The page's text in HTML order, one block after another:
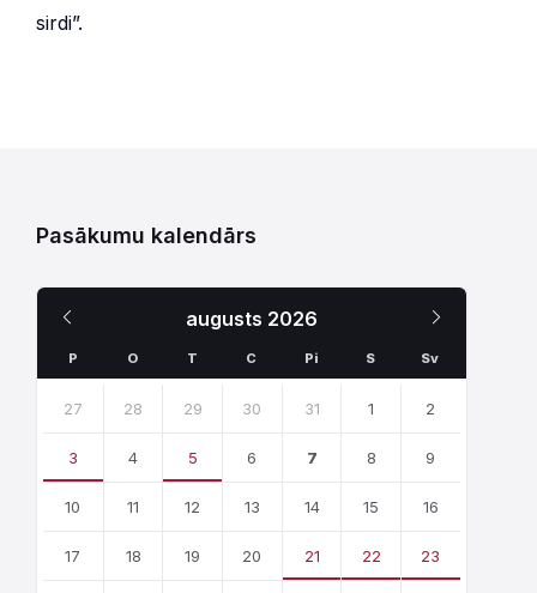
sirdi”.
Pasākumu kalendārs
augusts 2026
Mēnesis
P O T C Pi S Sv
calendar
27 28 29 30 31 1 2
3 4 5 6 7 8 9
10 11 12 13 14 15 16
17 18 19 20 21 22 23